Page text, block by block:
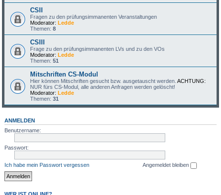
CSII
Fragen zu den prüfungsimmanenten Veranstaltungen
Moderator: Ledde
Themen:8
CSIII
Frage zu den prüfungsimmanenten LVs und zu den VOs
Moderator: Ledde
Themen:51
Mitschriften CS-Modul
Hier können Mitschriften gesucht bzw. ausgetauscht werden.ACHTUNG:
NUR fürs CS-Modul, alle anderen Anfragen werden gelöscht!
Moderator: Ledde
Themen:31
ANMELDEN
Benutzername:
Passwort:
Ich habe mein Passwort vergessen Angemeldet bleiben